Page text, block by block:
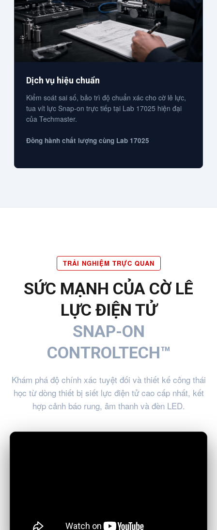
Dịch vụ hiệu chuẩn
Kiểm soát sai số, bảo trì độ chuẩn xác cho cờ lê lực,
tua vít lực Snap-on trực tiếp tại Lab 17025 hiện đại
của Techmaster.
Đồng hành chất lượng cùng Lab 17025
TRẢI NGHIỆM TRỰC QUAN
SỨC MẠNH CỦA CỜ LÊ
LỰC ĐIỆN TỬ
SNAP-ON
CONTROLTECH™
Khám phá độ chính xác tuyệt đối và thiết kế công thái
học từ dòng thiết bị siết lực điện tử cao cấp nhất, kết
hợp cảnh báo rung, âm thanh và đèn LED.